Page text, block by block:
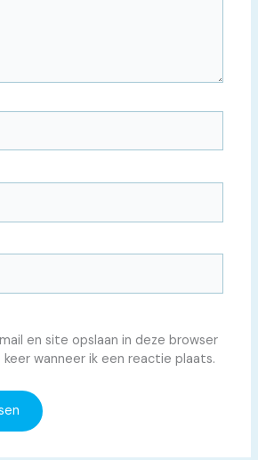
en site opslaan in deze browser
wanneer ik een reactie plaats.